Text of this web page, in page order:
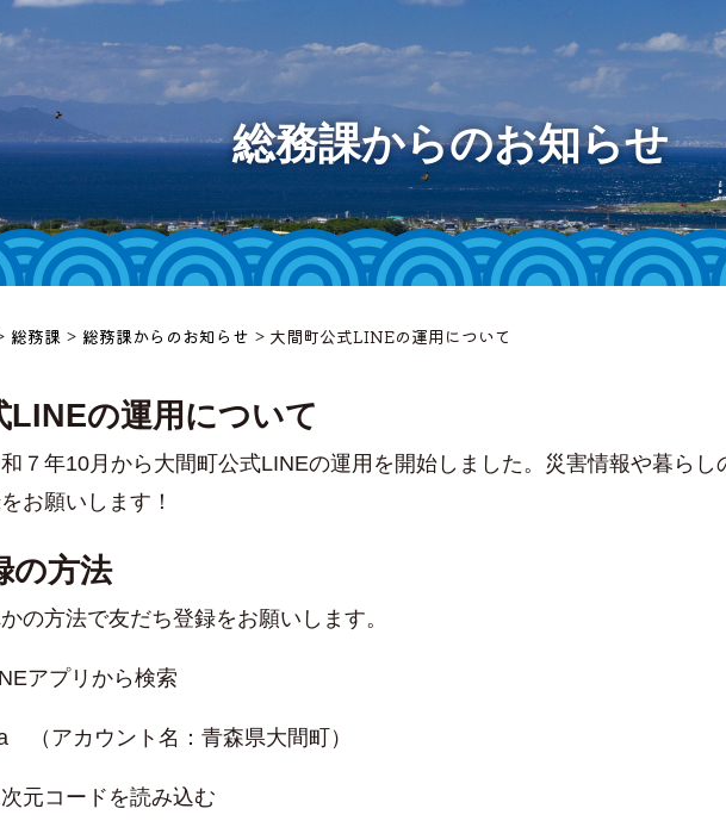
大間町
ャンネ
様へ
ット
等
ード
総務課からのお知らせ
総務課 > 総務課からのお知らせ > 大間町公式LINEの運用について
LINEの運用について
７年10月から大間町公式LINEの運用を開始しました。災害情報や暮らし
お願いします！
の方法
の方法で友だち登録をお願いします。
アプリから検索
アカウント名：青森県大間町）
元コードを読み込む